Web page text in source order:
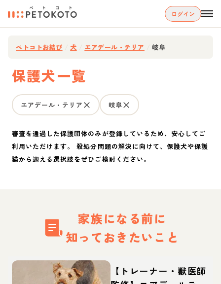
ログイン
ペトコトお結び 犬 エアデール・テリア 岐阜
保護犬一覧
エアデール・テリア 岐阜
審査を通過した保護団体のみが登録しているため、安心してご
利用いただけます。 殺処分問題の解決に向けて、保護犬や保護
猫から迎える選択肢をぜひご検討ください。
家族になる前に
知っておきたいこと
【トレーナー・獣医師